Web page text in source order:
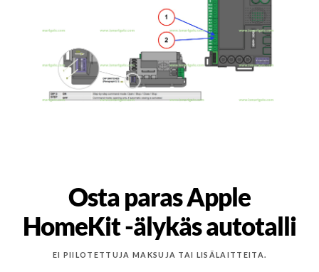
Osta paras Apple
HomeKit -älykäs autotalli
EI PIILOTETTUJA MAKSUJA TAI LISÄLAITTEITA.